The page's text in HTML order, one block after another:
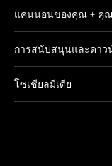
แคนนอนของคุณ + คุ
การสนับสนุนและดาว
โซเชียลมีเดีย